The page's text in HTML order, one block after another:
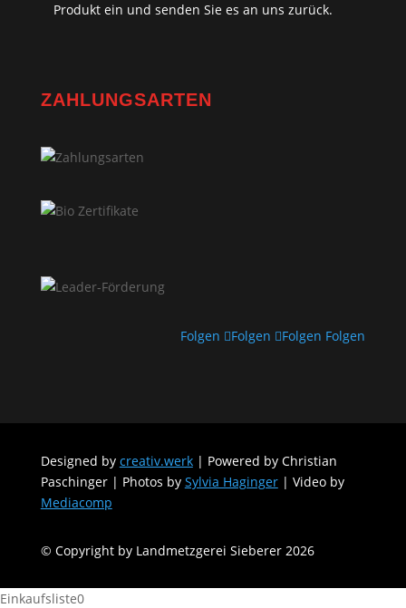
Produkt ein und senden Sie es an uns zurück.
ZAHLUNGSARTEN
Folgen Folgen Folgen Folgen
Designed by creativ.werk| Powered by Christian
Paschinger | Photos by Sylvia Haginger| Video by
Mediacomp
© Copyright by Landmetzgerei Sieberer 2026
Einkaufsliste0